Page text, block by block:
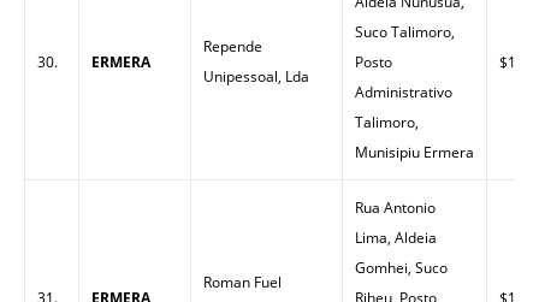
30. ERMERA
Repende
Unipessoal, Lda
Suco Talimoro,
Posto
Administrativo
Talimoro,
Munisipiu Ermera
$1.50
31. ERMERA
Roman Fuel
Rua Antonio
Lima, Aldeia
Gomhei, Suco
Riheu, Posto
$1.60